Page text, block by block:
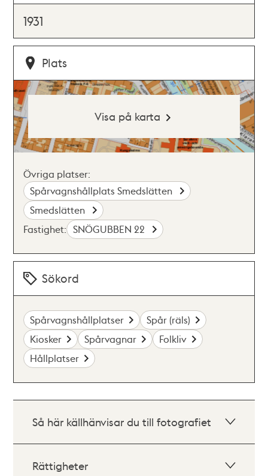
1931
Plats
Visa på karta
Övriga platser:
Spårvagnshållplats Smedslätten
Smedslätten
Fastighet: SNÖGUBBEN 22
Sökord
Spårvagnshållplatser
Spår (räls)
Kiosker
Spårvagnar
Folkliv
Hållplatser
Så här källhänvisar du till fotografiet
Rättigheter